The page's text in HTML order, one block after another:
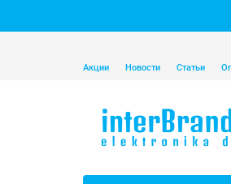
Акции Новости Статьи